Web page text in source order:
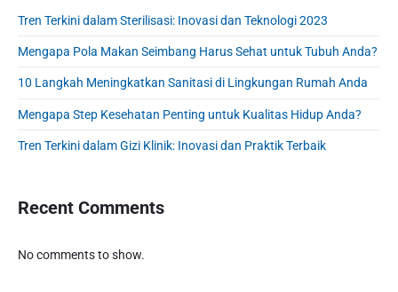
i
d
b
r
Tren Terkini dalam Sterilisasi: Inovasi dan Teknologi 2023
Mengapa Pola Makan Seimbang Harus Sehat untuk Tubuh Anda?
10 Langkah Meningkatkan Sanitasi di Lingkungan Rumah Anda
Mengapa Step Kesehatan Penting untuk Kualitas Hidup Anda?
Tren Terkini dalam Gizi Klinik: Inovasi dan Praktik Terbaik
Recent Comments
No comments to show.